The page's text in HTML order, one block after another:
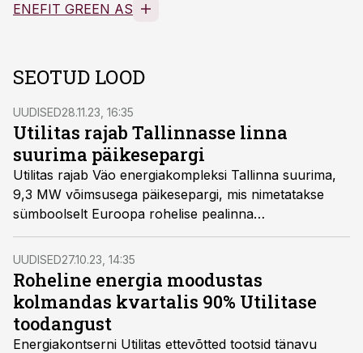
ENEFIT GREEN AS
SEOTUD LOOD
UUDISED28.11.23, 16:35
Utilitas rajab Tallinnasse linna
suurima päikesepargi
Utilitas rajab Väo energiakompleksi Tallinna suurima,
9,3 MW võimsusega päikesepargi, mis nimetatakse
sümboolselt Euroopa rohelise pealinna
päikesepargiks.
UUDISED27.10.23, 14:35
Roheline energia moodustas
kolmandas kvartalis 90% Utilitase
toodangust
Energiakontserni Utilitas ettevõtted tootsid tänavu